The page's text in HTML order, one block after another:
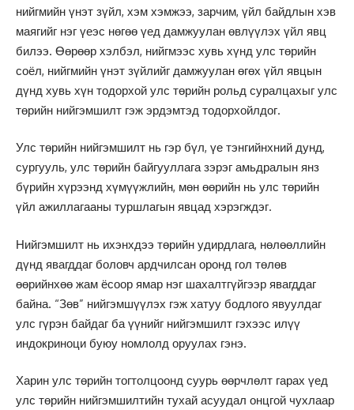
нийгмийн үнэт зүйл, хэм хэмжээ, зарчим, үйл байдлын хэв
маягийг нэг үеэс нөгөө үед дамжуулан өвлүүлэх үйл явц
билээ. Өөрөөр хэлбэл, нийгмээс хувь хүнд улс төрийн
соёл, нийгмийн үнэт зүйлийг дамжуулан өгөх үйл явцын
дүнд хувь хүн тодорхой улс төрийн рольд суралцахыг улс
төрийн нийгэмшилт гэж эрдэмтэд тодорхойлдог.
Улс төрийн нийгэмшилт нь гэр бүл, үе тэнгийнхний дунд,
сургууль, улс төрийн байгууллага зэрэг амьдралын янз
бүрийн хүрээнд хүмүүжлийн, мөн өөрийн нь улс төрийн
үйл ажиллагааны туршлагын явцад хэрэгждэг.
Нийгэмшилт нь ихэнхдээ төрийн удирдлага, нөлөөллийн
дүнд явагддаг боловч ардчилсан оронд гол төлөв
өөрийнхөө жам ёсоор ямар нэг шахалтгүйгээр явагддаг
байна. “Зөв” нийгэмшүүлэх гэж хатуу бодлого явуулдаг
улс гүрэн байдаг ба үүнийг нийгэмшилт гэхээс илүү
индокриноци буюу номлолд оруулах гэнэ.
Харин улс төрийн тогтолцоонд суурь өөрчлөлт гарах үед
улс төрийн нийгэмшилтийн тухай асуудал онцгой чухлаар